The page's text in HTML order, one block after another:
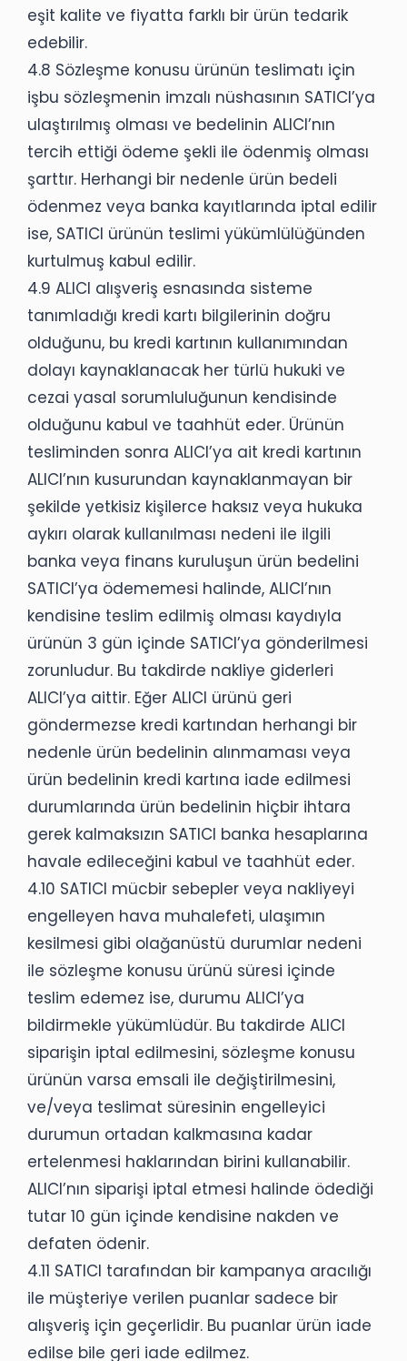
eşit kalite ve fiyatta farklı bir ürün tedarik
edebilir.
4.8 Sözleşme konusu ürünün teslimatı için
işbu sözleşmenin imzalı nüshasının SATICI’ya
ulaştırılmış olması ve bedelinin ALICI’nın
tercih ettiği ödeme şekli ile ödenmiş olması
şarttır. Herhangi bir nedenle ürün bedeli
ödenmez veya banka kayıtlarında iptal edilir
ise, SATICI ürünün teslimi yükümlülüğünden
kurtulmuş kabul edilir.
4.9 ALICI alışveriş esnasında sisteme
tanımladığı kredi kartı bilgilerinin doğru
olduğunu, bu kredi kartının kullanımından
dolayı kaynaklanacak her türlü hukuki ve
cezai yasal sorumluluğunun kendisinde
olduğunu kabul ve taahhüt eder. Ürünün
tesliminden sonra ALICI’ya ait kredi kartının
ALICI’nın kusurundan kaynaklanmayan bir
şekilde yetkisiz kişilerce haksız veya hukuka
aykırı olarak kullanılması nedeni ile ilgili
banka veya finans kuruluşun ürün bedelini
SATICI’ya ödememesi halinde, ALICI’nın
kendisine teslim edilmiş olması kaydıyla
ürünün 3 gün içinde SATICI’ya gönderilmesi
zorunludur. Bu takdirde nakliye giderleri
ALICI’ya aittir. Eğer ALICI ürünü geri
göndermezse kredi kartından herhangi bir
nedenle ürün bedelinin alınmaması veya
ürün bedelinin kredi kartına iade edilmesi
durumlarında ürün bedelinin hiçbir ihtara
gerek kalmaksızın SATICI banka hesaplarına
havale edileceğini kabul ve taahhüt eder.
4.10 SATICI mücbir sebepler veya nakliyeyi
engelleyen hava muhalefeti, ulaşımın
kesilmesi gibi olağanüstü durumlar nedeni
ile sözleşme konusu ürünü süresi içinde
teslim edemez ise, durumu ALICI’ya
bildirmekle yükümlüdür. Bu takdirde ALICI
siparişin iptal edilmesini, sözleşme konusu
ürünün varsa emsali ile değiştirilmesini,
ve/veya teslimat süresinin engelleyici
durumun ortadan kalkmasına kadar
ertelenmesi haklarından birini kullanabilir.
ALICI’nın siparişi iptal etmesi halinde ödediği
tutar 10 gün içinde kendisine nakden ve
defaten ödenir.
4.11 SATICI tarafından bir kampanya aracılığı
ile müşteriye verilen puanlar sadece bir
alışveriş için geçerlidir. Bu puanlar ürün iade
edilse bile geri iade edilmez.